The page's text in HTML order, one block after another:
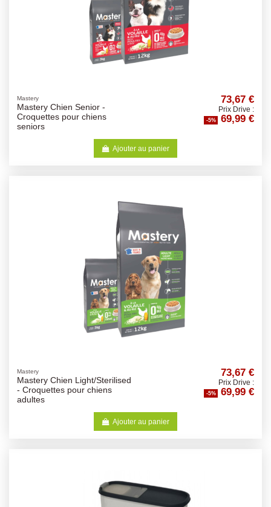
Mastery
Mastery Chien Senior -
Croquettes pour chiens
seniors
73,67 €
Prix Drive :
-5% 69,99 €
Ajouter au panier
Mastery
Mastery Chien Light/Sterilised
- Croquettes pour chiens
adultes
73,67 €
Prix Drive :
-5% 69,99 €
Ajouter au panier